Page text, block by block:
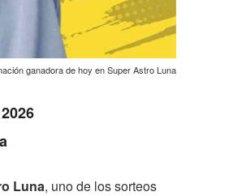
ganadora de hoy en Super Astro Luna
Luna, uno de los sorteos